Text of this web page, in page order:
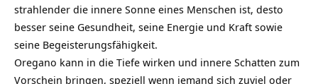
strahlender die innere Sonne eines Menschen ist, desto
besser seine Gesundheit, seine Energie und Kraft sowie
seine Begeisterungsfähigkeit.
Oregano kann in die Tiefe wirken und innere Schatten zum
Vorschein bringen, speziell wenn jemand sich zuviel oder